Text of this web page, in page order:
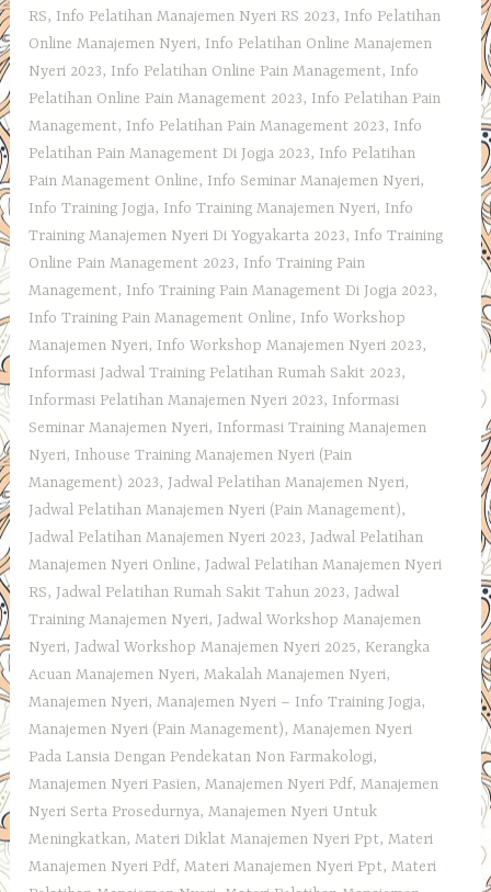
RS, Info Pelatihan Manajemen Nyeri RS 2023, Info Pelatihan
Online Manajemen Nyeri, Info Pelatihan Online Manajemen
Nyeri 2023, Info Pelatihan Online Pain Management, Info
Pelatihan Online Pain Management 2023, Info Pelatihan Pain
Management, Info Pelatihan Pain Management 2023, Info
Pelatihan Pain Management Di Jogja 2023, Info Pelatihan
Pain Management Online, Info Seminar Manajemen Nyeri,
Info Training Jogja, Info Training Manajemen Nyeri, Info
Training Manajemen Nyeri Di Yogyakarta 2023, Info Training
Online Pain Management 2023, Info Training Pain
Management, Info Training Pain Management Di Jogja 2023,
Info Training Pain Management Online, Info Workshop
Manajemen Nyeri, Info Workshop Manajemen Nyeri 2023,
Informasi Jadwal Training Pelatihan Rumah Sakit 2023,
Informasi Pelatihan Manajemen Nyeri 2023, Informasi
Seminar Manajemen Nyeri, Informasi Training Manajemen
Nyeri, Inhouse Training Manajemen Nyeri (Pain
Management) 2023, Jadwal Pelatihan Manajemen Nyeri,
Jadwal Pelatihan Manajemen Nyeri (Pain Management),
Jadwal Pelatihan Manajemen Nyeri 2023, Jadwal Pelatihan
Manajemen Nyeri Online, Jadwal Pelatihan Manajemen Nyeri
RS, Jadwal Pelatihan Rumah Sakit Tahun 2023, Jadwal
Training Manajemen Nyeri, Jadwal Workshop Manajemen
Nyeri, Jadwal Workshop Manajemen Nyeri 2025, Kerangka
Acuan Manajemen Nyeri,Makalah Manajemen Nyeri,
Manajemen Nyeri,Manajemen Nyeri – Info Training Jogja,
Manajemen Nyeri (Pain Management),Manajemen Nyeri
Pada Lansia Dengan Pendekatan Non Farmakologi,
Manajemen Nyeri Pasien,Manajemen Nyeri Pdf,Manajemen
Nyeri Serta Prosedurnya,Manajemen Nyeri Untuk
Meningkatkan,Materi Diklat Manajemen Nyeri Ppt,Materi
Manajemen Nyeri Pdf,Materi Manajemen Nyeri Ppt,Materi